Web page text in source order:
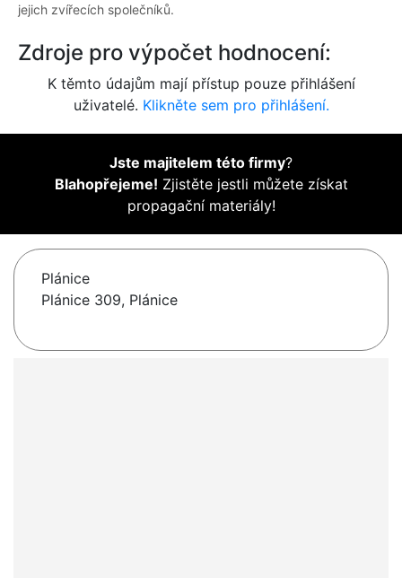
jejich zvířecích společníků.
Zdroje pro výpočet hodnocení:
K těmto údajům mají přístup pouze přihlášení
uživatelé. Klikněte sem pro přihlášení.
Jste majitelem této firmy?
Blahopřejeme! Zjistěte jestli můžete získat
propagační materiály!
Plánice
Plánice 309, Plánice